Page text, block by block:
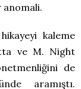
anomali.
kaleme
ve M. Night
de
aramıştı.